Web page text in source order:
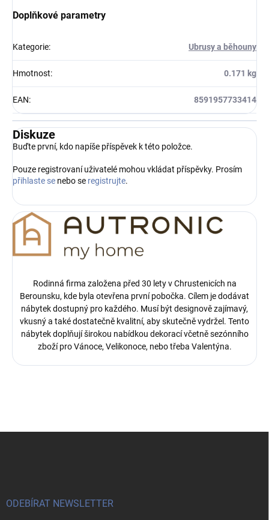
Doplňkové parametry
Kategorie: Ubrusy a běhouny
Hmotnost: 0.171 kg
EAN: 8591957733414
Diskuze
Buďte první, kdo napíše příspěvek k této položce.
Pouze registrovaní uživatelé mohou vkládat příspěvky. Prosím
přihlaste se nebo se registrujte.
Rodinná firma založena před 30 lety v Chrustenicích na
Berounsku, kde byla otevřena první pobočka. Cílem je dodávat
nábytek dostupný pro každého. Musí být designově zajímavý,
vkusný a také dostatečně kvalitní, aby skutečně vydržel. Tento
nábytek doplňují širokou nabídkou dekorací včetně sezónního
zboží pro Vánoce, Velikonoce, nebo třeba Valentýna.
ODEBÍRAT NEWSLETTER